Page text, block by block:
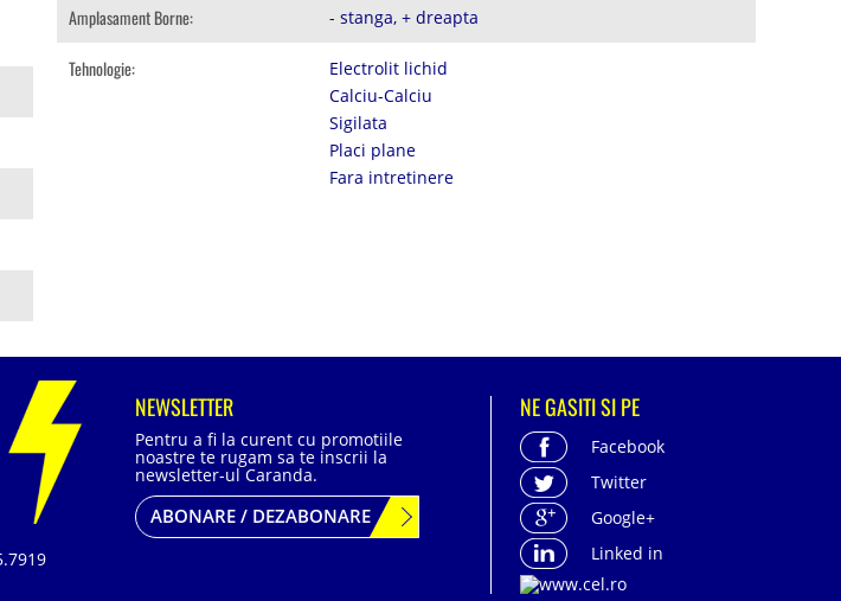
Amplasament Borne: - stanga, + dreapta
Tehnologie:
Electrolit lichid
Calciu-Calciu
Sigilata
Placi plane
Fara intretinere
NEWSLETTER
Pentru a fi la curent cu promotiile
noastre te rugam sa te inscrii la
newsletter-ul Caranda.
ABONARE / DEZABONARE
NE GASITI SI PE
Facebook
Twitter
Google+
Linked in